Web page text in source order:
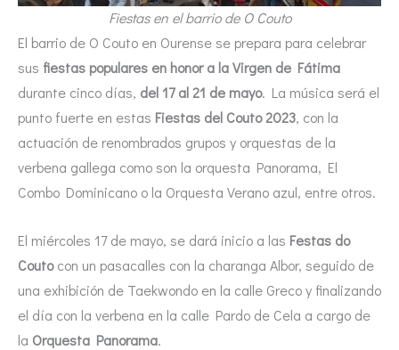
Fiestas en el barrio de O Couto
El barrio de O Couto en Ourense se prepara para celebrar
sus fiestas populares en honor a la Virgen de Fátima
durante cinco días, del 17 al 21 de mayo. La música será el
punto fuerte en estas Fiestas del Couto 2023, con la
actuación de renombrados grupos y orquestas de la
verbena gallega como son la orquesta Panorama, El
Combo Dominicano o la Orquesta Verano azul, entre otros.
El miércoles 17 de mayo, se dará inicio a las Festas do
Coutocon un pasacalles con la charanga Albor, seguido de
una exhibición de Taekwondo en la calle Greco y finalizando
el día con la verbena en la calle Pardo de Cela a cargo de
la Orquesta Panorama.